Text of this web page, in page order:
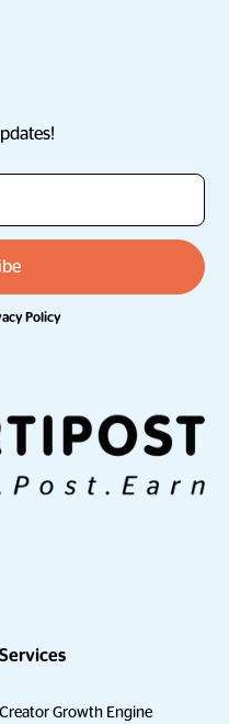
Policy
Services
Creator Growth Engine